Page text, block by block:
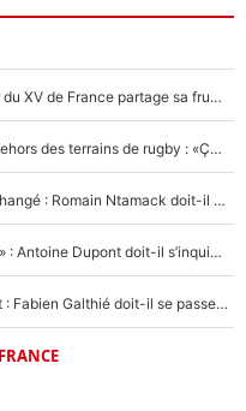
Mis de côté par Fabien Galthié, un joueur du XV de France partage sa frustration : «ils ne me l’ont pas dit tout de suite»
La raison d'être de Matthieu Jalibert en dehors des terrains de rugby : «Ça m'atteint autant que si tu touches à un membre de ma famille»
XV de France - Matthieu Jalibert a tout changé : Romain Ntamack doit-il s’inquiéter pour sa place à un an de la Coupe du monde ?
«Le XV de France est meilleur avec Lucu» : Antoine Dupont doit-il s’inquiéter pour sa place ?
Le XV de France a trouvé son remplaçant : Fabien Galthié doit-il se passer d'Antoine Dupont ?